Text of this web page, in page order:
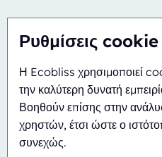
Ρυθμίσεις cookie
Η Ecobliss χρησιμοποιεί
την καλύτερη δυνατή
Βοηθούν επίσης στην
χρηστών, έτσι ώστε ο
συνεχώς.
Ημιαυτόματο
ERB/PH4-1418-CS